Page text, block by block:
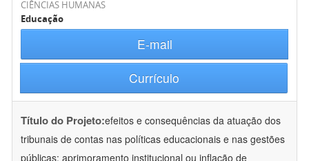
CIÊNCIAS HUMANAS
Educação
E-mail
Currículo
Título do Projeto:efeitos e consequências da atuação dos
tribunais de contas nas políticas educacionais e nas gestões
públicas: aprimoramento institucional ou inflação de